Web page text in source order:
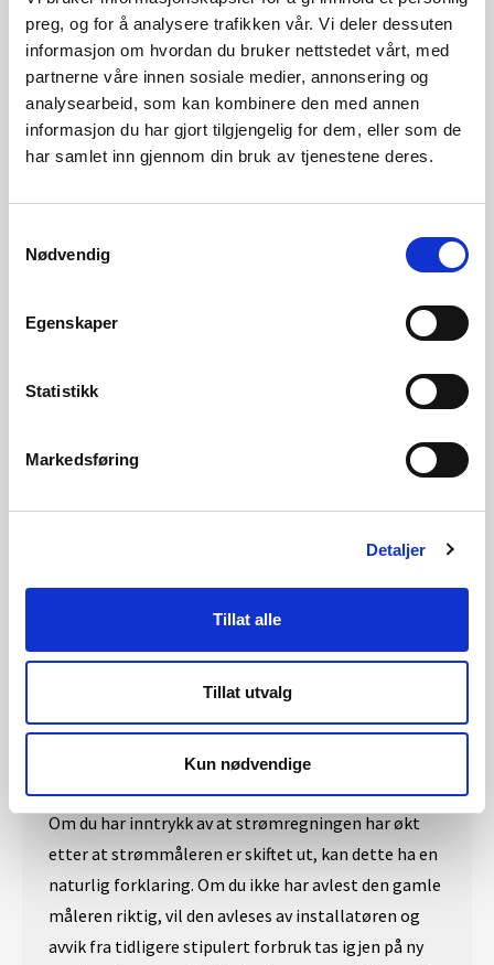
preg, og for å analysere trafikken vår. Vi deler dessuten
informasjon om hvordan du bruker nettstedet vårt, med
partnerne våre innen sosiale medier, annonsering og
analysearbeid, som kan kombinere den med annen
informasjon du har gjort tilgjengelig for dem, eller som de
har samlet inn gjennom din bruk av tjenestene deres.
Nødvendig
Egenskaper
Statistikk
Markedsføring
Detaljer
Tillat alle
Tillat utvalg
Kun nødvendige
Antall kunder som får installert AMS-måler
målere i alle disse punktene. Av disse 2,9 mill. utgjør
husholdninger og fritidsboliger omtrent 2,5 mill.
Er den nye strømmåleren nøyaktig?
Alle nye el-målere er underlagt en kontrollordning
som oppfyller kravene i Justervesenets regelverk.
oppfyller disse kravene, men Justervesenet holder
oppsyn med dette.
bruk.
må alle AMS-målere i samme gruppe skiftes ut.
Om du har inntrykk av at strømregningen har økt
etter at strømmåleren er skiftet ut, kan dette ha en
naturlig forklaring. Om du ikke har avlest den gamle
måleren riktig, vil den avleses av installatøren og
avvik fra tidligere stipulert forbruk tas igjen på ny